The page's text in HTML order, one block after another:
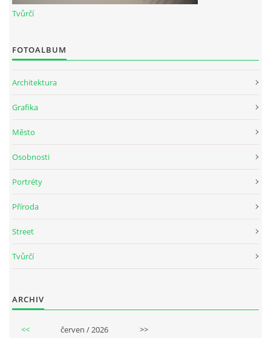
Tvůrčí
FOTOALBUM
Architektura
Grafika
Město
Osobnosti
Portréty
Příroda
Street
Tvůrčí
ARCHIV
<< červen / 2026 >>